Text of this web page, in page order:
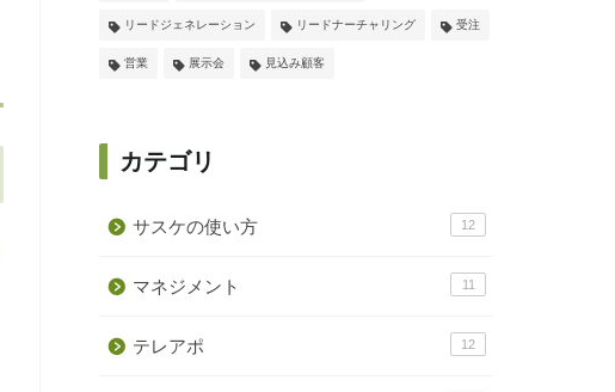
リードジェネレーション リードナーチャリング 受注
営業 展示会 見込み顧客
カテゴリ
サスケの使い方 12
マネジメント 11
テレアポ 12